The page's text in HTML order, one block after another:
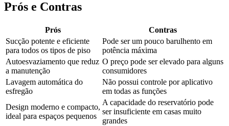
Prós e Contras
Prós
Contras
Sucção potente e eficiente
para todos os tipos de piso
Pode ser um pouco barulhento em
potência máxima
Autoesvaziamento que reduz
a manutenção
O preço pode ser elevado para alguns
consumidores
Lavagem automática do
esfregão
Não possui controle por aplicativo
em todas as funções
Design moderno e compacto,
ideal para espaços pequenos
A capacidade do reservatório pode
ser insuficiente em casas muito
grandes